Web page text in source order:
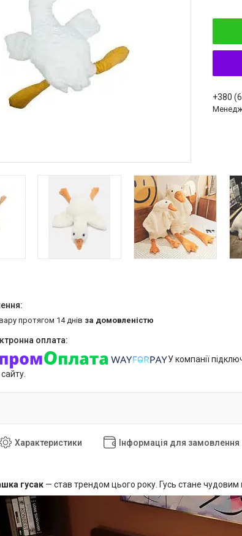
+380
протягом 14 днів за домовленістю
У компанії
Характеристики Інформація для замовлення
гусак — став трендом цього року. Гусь стане